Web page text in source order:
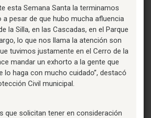
esta Semana Santa la terminamos
pesar de que hubo mucha afluencia
la Silla, en las Cascadas, en el Parque
lo que nos llama la atención son
tuvimos justamente en el Cerro de la
mandar un exhorto a la gente que
lo haga con mucho cuidado”, destacó
Civil municipal.
que solicitan tener en consideración